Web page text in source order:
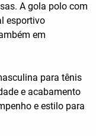
A gola polo com
esportivo
em
para tênis
e acabamento
e estilo para